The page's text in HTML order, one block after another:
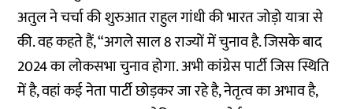
अतुल ने चर्चा की शुरुआत राहुल गांधी की भारत जोड़ो यात्रा से
की. वह कहते हैं, “अगले साल 8 राज्यों में चुनाव है. जिसके बाद
2024 का लोकसभा चुनाव होगा. अभी कांग्रेस पार्टी जिस स्थिति
में है, वहां कई नेता पार्टी छोड़कर जा रहे है, नेतृत्व का अभाव है,